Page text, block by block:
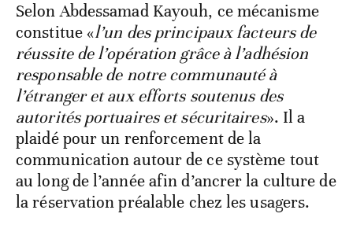
Selon Abdessamad Kayouh, ce mécanisme
constitue «l’un des principaux facteurs de
réussite de l’opération grâce à l’adhésion
responsable de notre communauté à
l’étranger et aux efforts soutenus des
autorités portuaires et sécuritaires». Il a
plaidé pour un renforcement de la
communication autour de ce système tout
au long de l’année afin d’ancrer la culture de
la réservation préalable chez les usagers.